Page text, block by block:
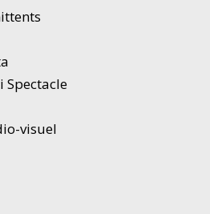
Spectacle
visuel